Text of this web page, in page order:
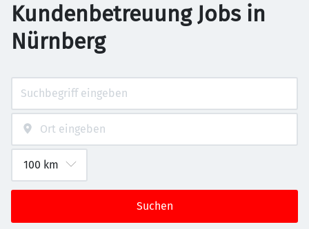
Kundenbetreuung Jobs in
Nürnberg
Suchen